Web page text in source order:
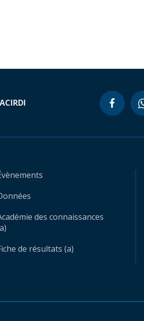
CIRDI
des connaissances
de résultats (a)